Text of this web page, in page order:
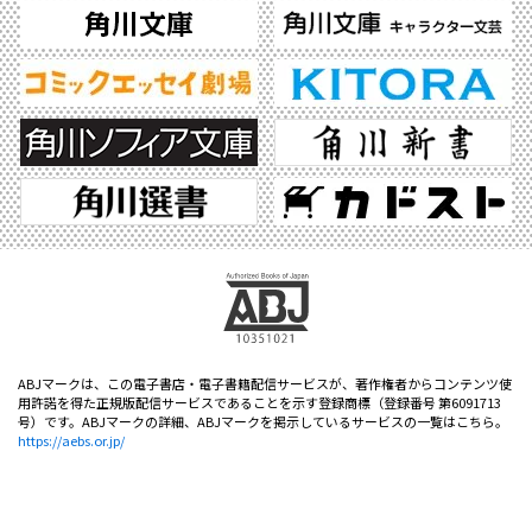
ABJマークは、この電子書店・電子書籍配信サービスが、著作権者からコンテンツ使
用許諾を得た正規版配信サービスであることを示す登録商標（登録番号 第6091713
号）です。ABJマークの詳細、ABJマークを掲示しているサービスの一覧はこちら。
https://aebs.or.jp/